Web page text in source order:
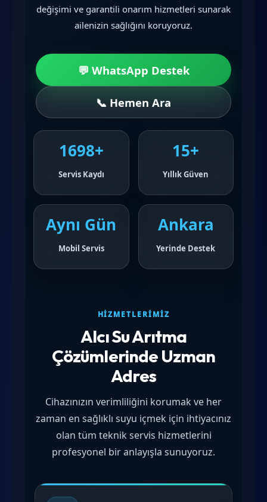
değişimi ve garantili onarım hizmetleri sunarak
ailenizin sağlığını koruyoruz.
💬 WhatsApp Destek
📞 Hemen Ara
1698+
Servis Kaydı
15+
Yıllık Güven
Aynı Gün
Mobil Servis
Ankara
Yerinde Destek
HIZMETLERIMIZ
Alcı Su Arıtma
Çözümlerinde Uzman
Adres
Cihazınızın verimliliğini korumak ve her
zaman en sağlıklı suyu içmek için ihtiyacınız
olan tüm teknik servis hizmetlerini
profesyonel bir anlayışla sunuyoruz.